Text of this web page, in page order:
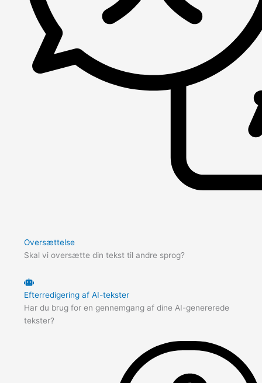
Oversættelse
Skal vi oversætte din tekst til andre sprog?
Efterredigering af AI-tekster
Har du brug for en gennemgang af dine AI-genererede
tekster?